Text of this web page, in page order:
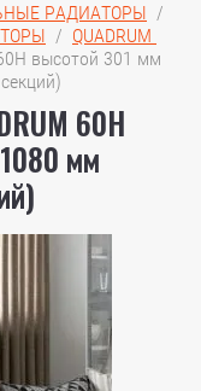
РАДИАТОРЫ
  /
QUADRUM
высотой 301 мм
60H
мм